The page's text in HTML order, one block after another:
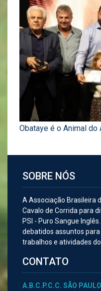
Obataye é o Animal
SOBRE NÓS
A Associação Brasileira
Cavalo de Corrida para
PSI - Puro Sangue
debatidos assuntos
trabalhos e atividades
CONTATO
A.B.C.P.C.C. SÃO PAULO